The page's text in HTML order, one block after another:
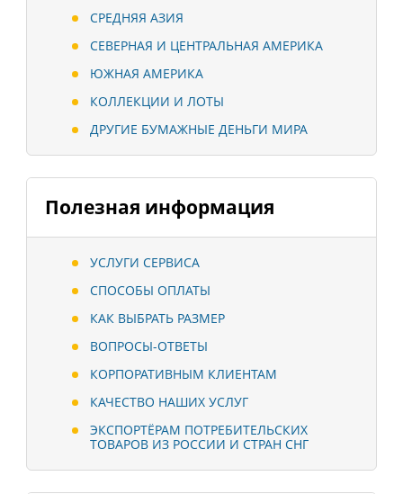
СРЕДНЯЯ АЗИЯ
СЕВЕРНАЯ И ЦЕНТРАЛЬНАЯ АМЕРИКА
ЮЖНАЯ АМЕРИКА
КОЛЛЕКЦИИ И ЛОТЫ
ДРУГИЕ БУМАЖНЫЕ ДЕНЬГИ МИРА
Полезная информация
УСЛУГИ СЕРВИСА
СПОСОБЫ ОПЛАТЫ
КАК ВЫБРАТЬ РАЗМЕР
ВОПРОСЫ-ОТВЕТЫ
КОРПОРАТИВНЫМ КЛИЕНТАМ
КАЧЕСТВО НАШИХ УСЛУГ
ЭКСПОРТЁРАМ ПОТРЕБИТЕЛЬСКИХ
ТОВАРОВ ИЗ РОССИИ И СТРАН СНГ